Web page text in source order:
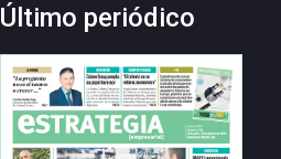
Último periódico